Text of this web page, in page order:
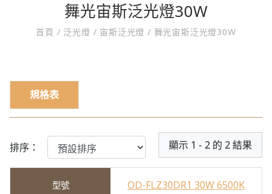
舞光宙斯泛光燈30W
首頁 / 泛光燈 / 宙斯泛光燈 / 舞光宙斯泛光燈30W
規格表
排序： 顯示 1 - 2 的 2 結果
OD-FLZ30DR1 30W 6500K